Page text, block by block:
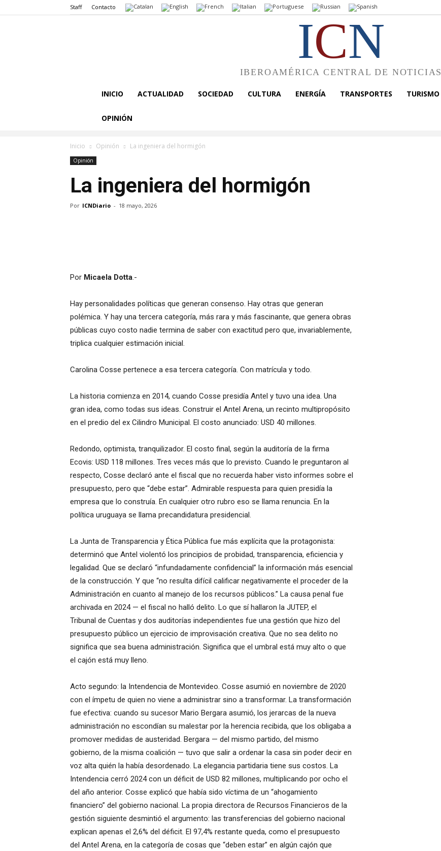
Staff Contacto
ICN
IBEROAMÉRICA CENTRAL DE NOTICIAS
INICIO ACTUALIDAD SOCIEDAD CULTURA ENERGÍA TRANSPORTES TURISMO
OPINIÓN
Inicio Opinión La ingeniera del hormigón
Opinión
La ingeniera del hormigón
Por ICNDiario - 18 mayo, 2026
Por Micaela Dotta.-
Hay personalidades políticas que generan consenso. Hay otras que generan
polémica. Y hay una tercera categoría, más rara y más fascinante, que genera obras
públicas cuyo costo nadie termina de saber con exactitud pero que, invariablemente,
triplica cualquier estimación inicial.
Carolina Cosse pertenece a esa tercera categoría. Con matrícula y todo.
La historia comienza en 2014, cuando Cosse presidía Antel y tuvo una idea. Una
gran idea, como todas sus ideas. Construir el Antel Arena, un recinto multipropósito
en el predio del ex Cilindro Municipal. El costo anunciado: USD 40 millones.
Redondo, optimista, tranquilizador. El costo final, según la auditoría de la firma
Ecovis: USD 118 millones. Tres veces más que lo previsto. Cuando le preguntaron al
respecto, Cosse declaró ante el fiscal que no recuerda haber visto informes sobre el
presupuesto, pero que “debe estar”. Admirable respuesta para quien presidía la
empresa que lo construía. En cualquier otro rubro eso se llama renuncia. En la
política uruguaya se llama precandidatura presidencial.
La Junta de Transparencia y Ética Pública fue más explícita que la protagonista:
determinó que Antel violentó los principios de probidad, transparencia, eficiencia y
legalidad. Que se declaró “infundadamente confidencial” la información más esencial
de la construcción. Y que “no resulta difícil calificar negativamente el proceder de la
Administración en cuanto al manejo de los recursos públicos.” La causa penal fue
archivada en 2024 — el fiscal no halló delito. Lo que sí hallaron la JUTEP, el
Tribunal de Cuentas y dos auditorías independientes fue una gestión que hizo del
presupuesto público un ejercicio de improvisación creativa. Que no sea delito no
significa que sea buena administración. Significa que el umbral está muy alto o que
el cajón está muy lleno.
Acto segundo: la Intendencia de Montevideo. Cosse asumió en noviembre de 2020
con el ímpetu de quien no viene a administrar sino a transformar. La transformación
fue efectiva: cuando su sucesor Mario Bergara asumió, los jerarcas de la nueva
administración no escondían su malestar por la herencia recibida, que los obligaba a
promover medidas de austeridad. Bergara — del mismo partido, del mismo
gobierno, de la misma coalición — tuvo que salir a ordenar la casa sin poder decir en
voz alta quién la había desordenado. La elegancia partidaria tiene sus costos. La
Intendencia cerró 2024 con un déficit de USD 82 millones, multiplicando por ocho el
del año anterior. Cosse explicó que había sido víctima de un “ahogamiento
financiero” del gobierno nacional. La propia directora de Recursos Financieros de la
gestión siguiente desmintió el argumento: las transferencias del gobierno nacional
explican apenas el 2,6% del déficit. El 97,4% restante queda, como el presupuesto
del Antel Arena, en la categoría de cosas que “deben estar” en algún cajón que